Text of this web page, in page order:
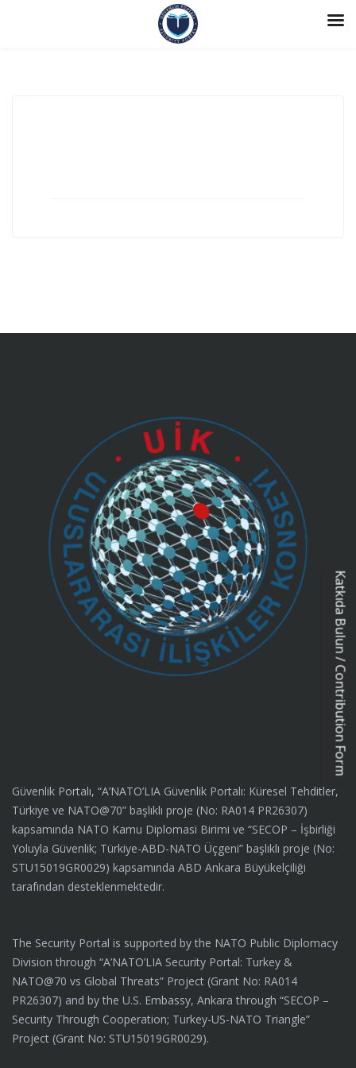
Katkıda Bulun / Contribution Form
Güvenlik Portalı, “A’NATO’LIA Güvenlik Portalı: Küresel Tehditler,
Türkiye ve NATO@70” başlıklı proje (No: RA014 PR26307)
kapsamında NATO Kamu Diplomasi Birimi ve “SECOP – İşbirliği
Yoluyla Güvenlik; Türkiye-ABD-NATO Üçgeni” başlıklı proje (No:
STU15019GR0029) kapsamında ABD Ankara Büyükelçiliği
tarafından desteklenmektedir.
The Security Portal is supported by the NATO Public Diplomacy
Division through “A’NATO’LIA Security Portal: Turkey &
NATO@70 vs Global Threats” Project (Grant No: RA014
PR26307) and by the U.S. Embassy, Ankara through “SECOP –
Security Through Cooperation; Turkey-US-NATO Triangle”
Project (Grant No: STU15019GR0029).